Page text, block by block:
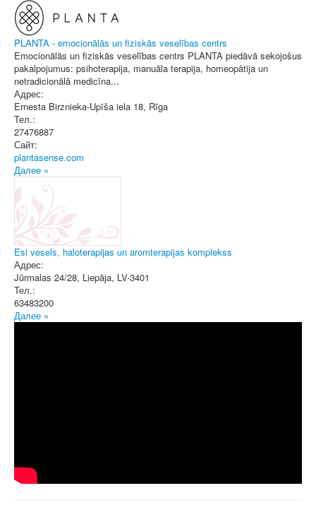
PLANTA - emocionālās un fiziskās veselības centrs
Emocionālās un fiziskās veselības centrs PLANTA piedāvā sekojošus
pakalpojumus: psihoterapija, manuāla terapija, homeopātija un
netradicionālā medicīna...
Адрес:
Ernesta Birznieka-Upīša iela 18, Rīga
Тел.:
27476887
Сайт:
plantasense.com
Далее »
Esi vesels, haloterapijas un aromterapijas komplekss
Адрес:
Jūrmalas 24/28, Liepāja, LV-3401
Тел.:
63483200
Далее »